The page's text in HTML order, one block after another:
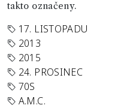
takto označeny.
17. LISTOPADU
2013
2015
24. PROSINEC
70S
A.M.C.